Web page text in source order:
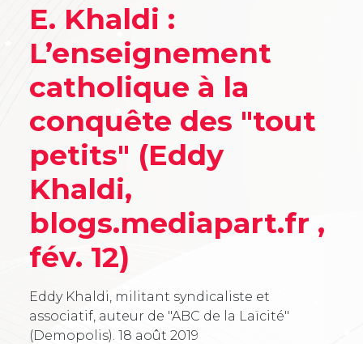
E. Khaldi :
L’enseignement
catholique à la
conquête des "tout
petits" (Eddy
Khaldi,
blogs.mediapart.fr ,
fév. 12)
Eddy Khaldi, militant syndicaliste et
associatif, auteur de "ABC de la Laïcité"
(Demopolis). 18 août 2019